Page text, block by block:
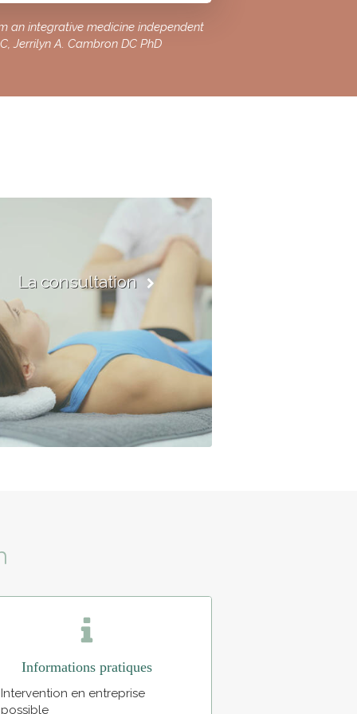
an integrative medicine independent
Jerrilyn A. Cambron DC PhD
La consultation
Informations pratiques
Intervention en entreprise
possible